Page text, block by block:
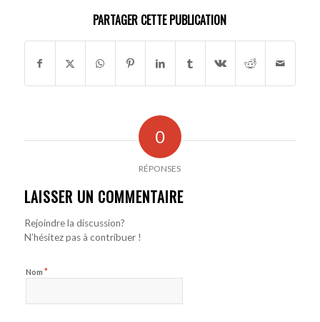
PARTAGER CETTE PUBLICATION
0
RÉPONSES
LAISSER UN COMMENTAIRE
Rejoindre la discussion?
N’hésitez pas à contribuer !
Nom *